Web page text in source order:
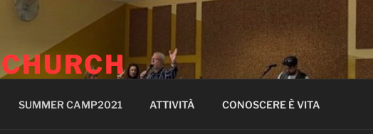
SUMMER CAMP2021 ATTIVITÀ CONOSCERE È VITA